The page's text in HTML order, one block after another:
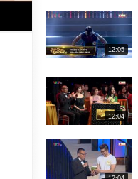
12:05
12:04